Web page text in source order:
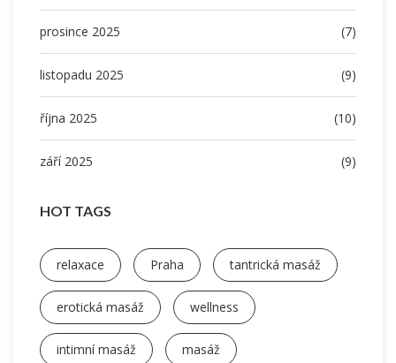
prosince 2025 (7)
listopadu 2025 (9)
října 2025 (10)
září 2025 (9)
HOT TAGS
relaxace Praha tantrická masáž
erotická masáž wellness
intimní masáž masáž